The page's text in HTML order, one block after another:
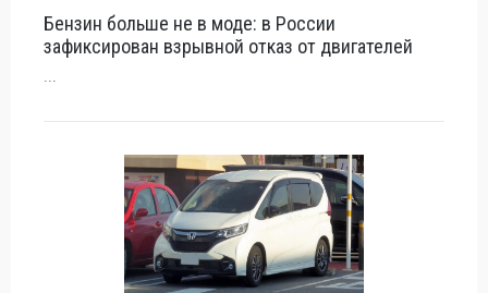
Бензин больше не в моде: в России
зафиксирован взрывной отказ от двигателей
...